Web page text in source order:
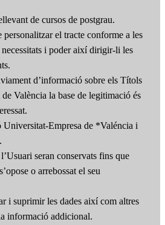
de cursos de postgrau.
personalitzar el tracte conforme a les
necessitats i poder així dirigir-li les
d’informació sobre els Títols
València la base de legitimació és
Empresa de *Valéncia i
seran conservats fins que
o arrebossat el seu
i suprimir les dades així com altres
informació addicional.